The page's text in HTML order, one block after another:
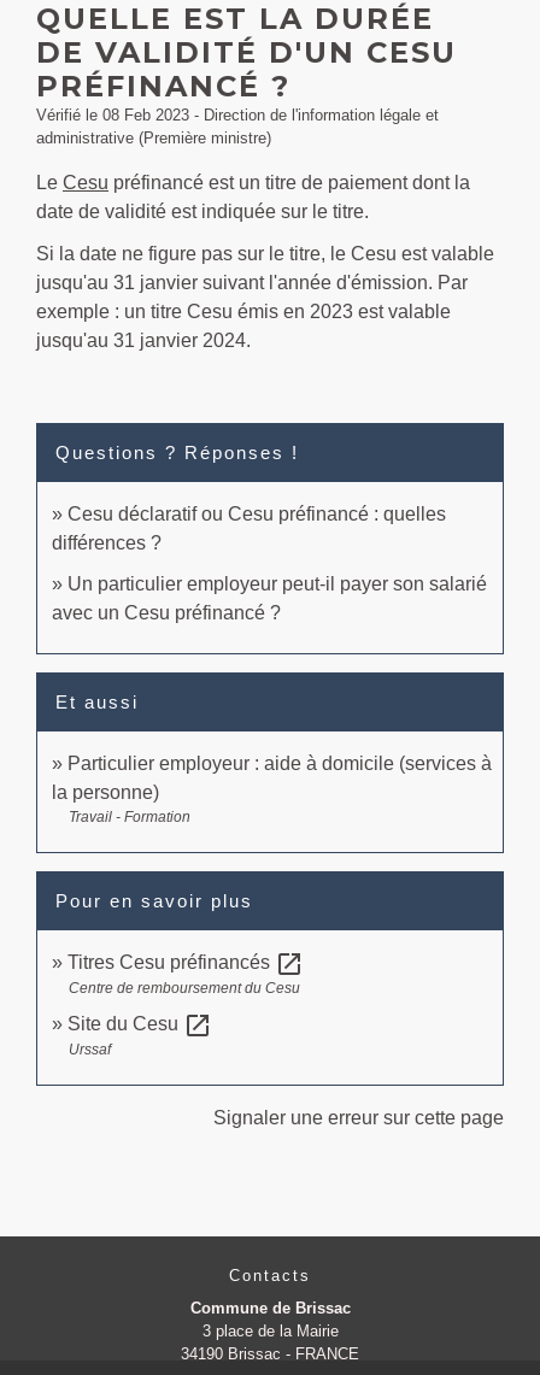
QUELLE EST LA DURÉE
DE VALIDITÉ D'UN CESU
PRÉFINANCÉ ?
Vérifié le 08 Feb 2023 - Direction de l'information légale et
administrative (Première ministre)
Le Cesu préfinancé est un titre de paiement dont la
date de validité est indiquée sur le titre.
Si la date ne figure pas sur le titre, le Cesu est valable
jusqu'au 31 janvier suivant l'année d'émission. Par
exemple : un titre Cesu émis en 2023 est valable
jusqu'au 31 janvier 2024.
Questions ? Réponses !
Cesu déclaratif ou Cesu préfinancé : quelles
différences ?
Un particulier employeur peut-il payer son salarié
avec un Cesu préfinancé ?
Et aussi
Particulier employeur : aide à domicile (services à
la personne)
Travail - Formation
Pour en savoir plus
Titres Cesu préfinancés open_in_new
Centre de remboursement du Cesu
Site du Cesu open_in_new
Urssaf
Signaler une erreur sur cette page
Contacts
Commune de Brissac
3 place de la Mairie
34190 Brissac - FRANCE